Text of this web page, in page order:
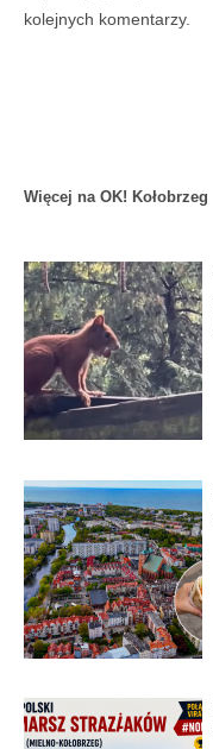
kolejnych komentarzy.
Więcej na OK! Kołobrzeg